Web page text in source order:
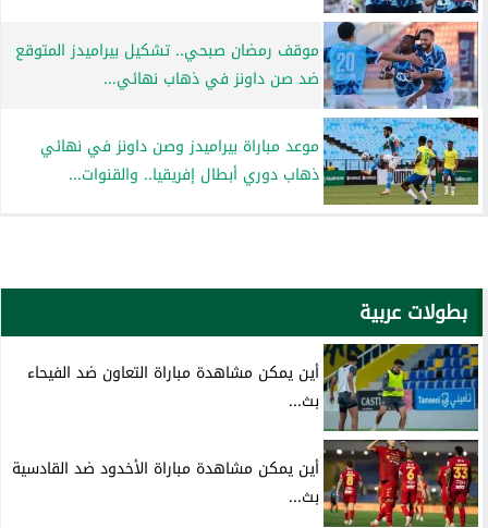
موقف رمضان صبحي.. تشكيل بيراميدز المتوقع
ضد صن داونز في ذهاب نهائي...
موعد مباراة بيراميدز وصن داونز في نهائي
ذهاب دوري أبطال إفريقيا.. والقنوات...
بطولات عربية
أين يمكن مشاهدة مباراة التعاون ضد الفيحاء
بث...
أين يمكن مشاهدة مباراة الأخدود ضد القادسية
بث...